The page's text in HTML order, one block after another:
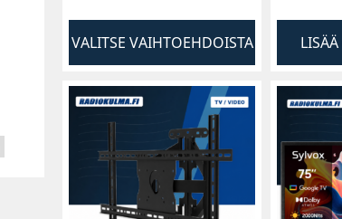
VALITSE VAIHTOEHDOISTA